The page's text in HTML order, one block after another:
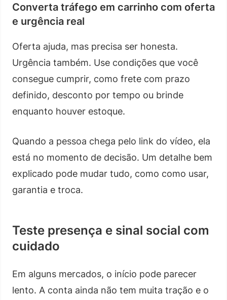
Converta tráfego em carrinho com oferta
e urgência real
Oferta ajuda, mas precisa ser honesta.
Urgência também. Use condições que você
consegue cumprir, como frete com prazo
definido, desconto por tempo ou brinde
enquanto houver estoque.
Quando a pessoa chega pelo link do vídeo, ela
está no momento de decisão. Um detalhe bem
explicado pode mudar tudo, como como usar,
garantia e troca.
Teste presença e sinal social com
cuidado
Em alguns mercados, o início pode parecer
lento. A conta ainda não tem muita tração e o